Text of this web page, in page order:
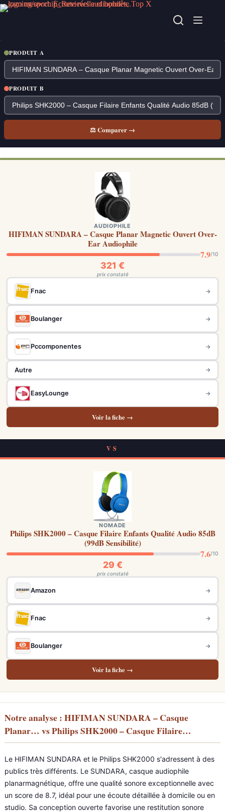
Passer
au
PRODUIT A
PRODUIT B
⚖ Comparer →
AUDIOPHILE
HIFIMAN SUNDARA – Casque Planar Magnetic Ouvert Over-
Ear Audiophile
7.9/10
321 €
prix constaté
Fnac →
Boulanger →
Pccomponentes →
Autre →
EasyLounge →
Voir la fiche →
VS
NOMADE
Philips SHK2000 – Casque Filaire Enfants Qualité Audio 85dB
(99dB Sensibilité)
7.6/10
29 €
prix constaté
Amazon →
Fnac →
Boulanger →
Voir la fiche →
Notre analyse : HIFIMAN SUNDARA – Casque
Planar… vs Philips SHK2000 – Casque Filaire…
Le HIFIMAN SUNDARA et le Philips SHK2000 s'adressent à des
publics très différents. Le SUNDARA, casque audiophile
planarmagnétique, offre une qualité sonore exceptionnelle avec
un score de 8.7, idéal pour une écoute détaillée à domicile ou en
studio. Sa conception ouverte favorise une restitution sonore